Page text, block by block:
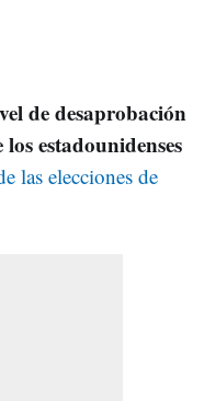
de desaprobación
estadounidenses
las elecciones de